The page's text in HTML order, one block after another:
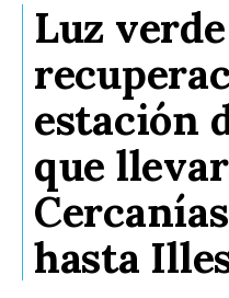
Luz
estación
que
hasta